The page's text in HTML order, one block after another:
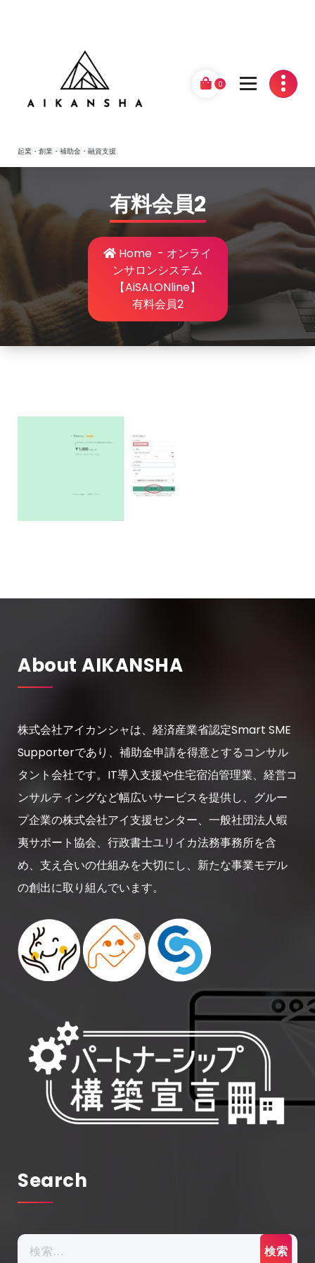
起業・創業・補助金・融資支援
0
有料会員2
Home - オンライ
ンサロンシステム
【AiSALONline】
有料会員2
About AIKANSHA
株式会社アイカンシャは、経済産業省認定Smart SME
Supporterであり、補助金申請を得意とするコンサル
タント会社です。IT導入支援や住宅宿泊管理業、経営コ
ンサルティングなど幅広いサービスを提供し、グルー
プ企業の株式会社アイ支援センター、一般社団法人蝦
夷サポート協会、行政書士ユリイカ法務事務所を含
め、支え合いの仕組みを大切にし、新たな事業モデル
の創出に取り組んでいます。
Search
検
索: